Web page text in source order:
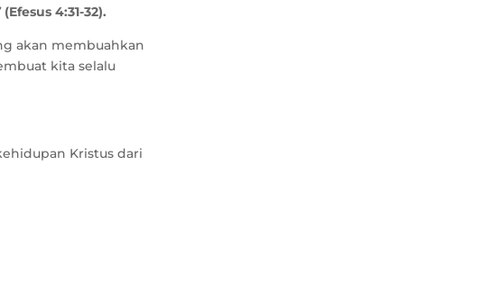
(Efesus 4:31-32).
akan membuahkan
kita selalu
Kristus dari